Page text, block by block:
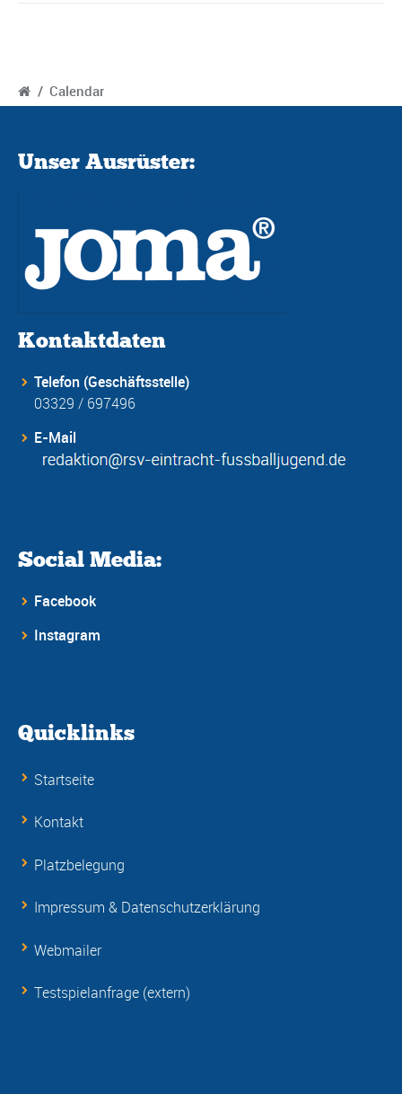
/ Calendar
Unser Ausrüster:
Kontaktdaten
Telefon (Geschäftsstelle)
03329 / 697496
E-Mail
Social Media:
Facebook
Instagram
Quicklinks
Startseite
Kontakt
Platzbelegung
Impressum & Datenschutzerklärung
Webmailer
Testspielanfrage (extern)